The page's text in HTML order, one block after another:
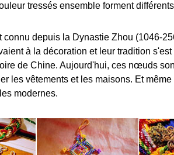
tressés ensemble forment
connu depuis la Dynastie Zhou (1046-
à la décoration et leur tradition s'est
de Chine. Aujourd'hui, ces nœuds
les vêtements et les maisons. Et
modernes.